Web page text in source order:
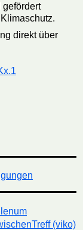
gefördert
direkt über
(viko)